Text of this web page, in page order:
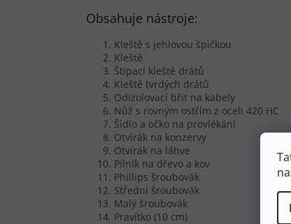
Obsahuje nástroje:
Kleště s jehlovou špičkou
Kleště
Štípací kleště drátů
Kleště tvrdých drátů
Odizolovací břit na kabely
Nůž s rovným ostřím z oceli 420 HC
Šídlo a očko na provlékání
Otvírák na konzervy
Otvírák na láhve
Pilník na dřevo a kov
Phillips šroubovák
Střední šroubovák
Malý šroubovák
Pravítko (10 cm)